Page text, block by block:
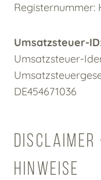
Registernummer:
Umsatzsteuer-
Umsatzsteuer-
DE454671036
DISCLAIMER
HINWEISE